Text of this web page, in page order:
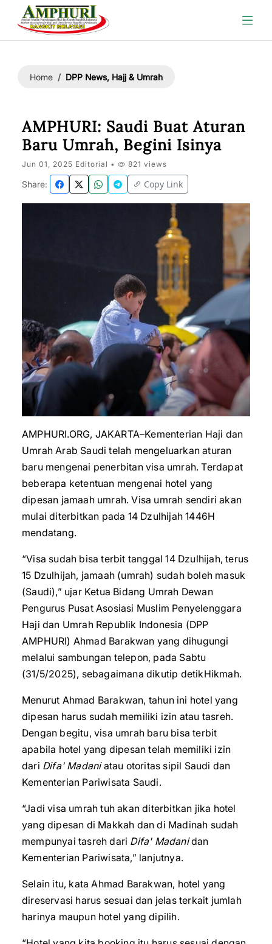
Home DPP News, Hajj & Umrah
AMPHURI: Saudi Buat Aturan
Baru Umrah, Begini Isinya
Jun 01, 2025 Editorial • 821 views
Share: Copy Link
AMPHURI.ORG, JAKARTA–Kementerian Haji dan
Umrah Arab Saudi telah mengeluarkan aturan
baru mengenai penerbitan visa umrah. Terdapat
beberapa ketentuan mengenai hotel yang
dipesan jamaah umrah. Visa umrah sendiri akan
mulai diterbitkan pada 14 Dzulhijah 1446H
mendatang.
“Visa sudah bisa terbit tanggal 14 Dzulhijah, terus
15 Dzulhijah, jamaah (umrah) sudah boleh masuk
(Saudi),” ujar Ketua Bidang Umrah Dewan
Pengurus Pusat Asosiasi Muslim Penyelenggara
Haji dan Umrah Republik Indonesia (DPP
AMPHURI) Ahmad Barakwan yang dihugungi
melalui sambungan telepon, pada Sabtu
(31/5/2025), sebagaimana dikutip detikHikmah.
Menurut Ahmad Barakwan, tahun ini hotel yang
dipesan harus sudah memiliki izin atau tasreh.
Dengan begitu, visa umrah baru bisa terbit
apabila hotel yang dipesan telah memiliki izin
dari Difa' Madaniatau otoritas sipil Saudi dan
Kementerian Pariwisata Saudi.
“Jadi visa umrah tuh akan diterbitkan jika hotel
yang dipesan di Makkah dan di Madinah sudah
mempunyai tasreh dari Difa' Madanidan
Kementerian Pariwisata,” lanjutnya.
Selain itu, kata Ahmad Barakwan, hotel yang
direservasi harus sesuai dan jelas terkait jumlah
harinya maupun hotel yang dipilih.